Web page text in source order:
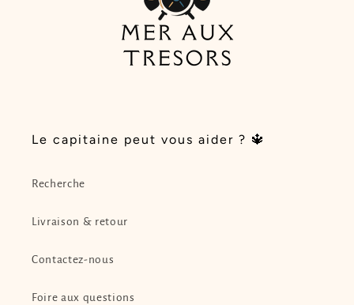
Le capitaine peut vous aider ? 🔱
Recherche
Livraison & retour
Contactez-nous
Foire aux questions